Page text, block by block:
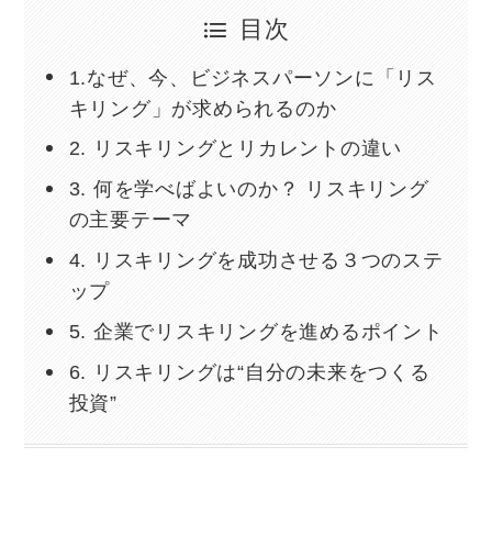
目次
1.なぜ、今、ビジネスパーソンに「リス
キリング」が求められるのか
2. リスキリングとリカレントの違い
3. 何を学べばよいのか？ リスキリング
の主要テーマ
4. リスキリングを成功させる３つのステ
ップ
5. 企業でリスキリングを進めるポイント
6. リスキリングは“自分の未来をつくる
投資”